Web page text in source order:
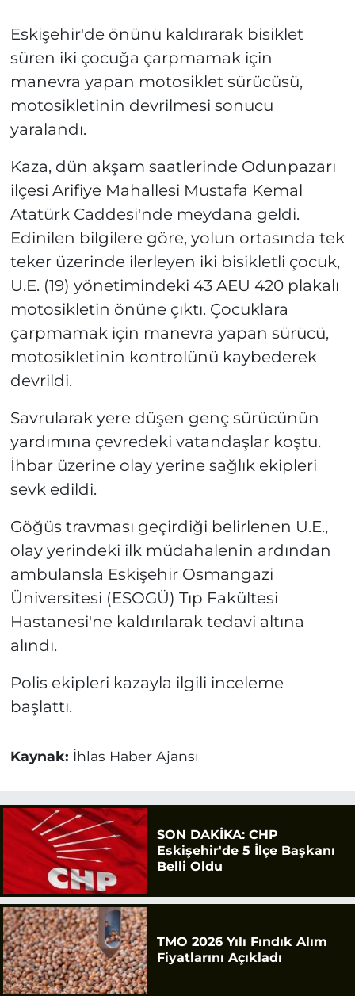
Eskişehir'de önünü kaldırarak bisiklet
süren iki çocuğa çarpmamak için
manevra yapan motosiklet sürücüsü,
motosikletinin devrilmesi sonucu
yaralandı.
Kaza, dün akşam saatlerinde Odunpazarı
ilçesi Arifiye Mahallesi Mustafa Kemal
Atatürk Caddesi'nde meydana geldi.
Edinilen bilgilere göre, yolun ortasında tek
teker üzerinde ilerleyen iki bisikletli çocuk,
U.E. (19) yönetimindeki 43 AEU 420 plakalı
motosikletin önüne çıktı. Çocuklara
çarpmamak için manevra yapan sürücü,
motosikletinin kontrolünü kaybederek
devrildi.
Savrularak yere düşen genç sürücünün
yardımına çevredeki vatandaşlar koştu.
İhbar üzerine olay yerine sağlık ekipleri
sevk edildi.
Göğüs travması geçirdiği belirlenen U.E.,
olay yerindeki ilk müdahalenin ardından
ambulansla Eskişehir Osmangazi
Üniversitesi (ESOGÜ) Tıp Fakültesi
Hastanesi'ne kaldırılarak tedavi altına
alındı.
Polis ekipleri kazayla ilgili inceleme
başlattı.
Kaynak: İhlas Haber Ajansı
SON DAKİKA: CHP
Eskişehir'de 5 İlçe Başkanı
Belli Oldu
TMO 2026 Yılı Fındık Alım
Fiyatlarını Açıkladı